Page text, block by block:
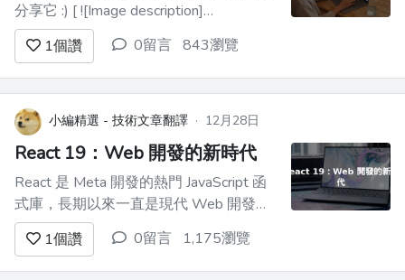
分享它 :) [ ![Image description]
(https://dev-to-
uploads.s3.amazonaws.com/uploads/articles/
(https://buymeaco...
1個讚 0留言 843瀏覽
小編精選 - 技術文章翻譯 · 12月28日
React 19：Web 開發的新時代
React 是 Meta 開發的熱門 JavaScript 函
式庫，長期以來一直是現代 Web 開發的
基石。多年來，React 不斷發展，引入了
新功能和改進，以提高開發人員的工作效
率和使用者體驗。最近發布的 React 19
1個讚 0留言 1,175瀏覽